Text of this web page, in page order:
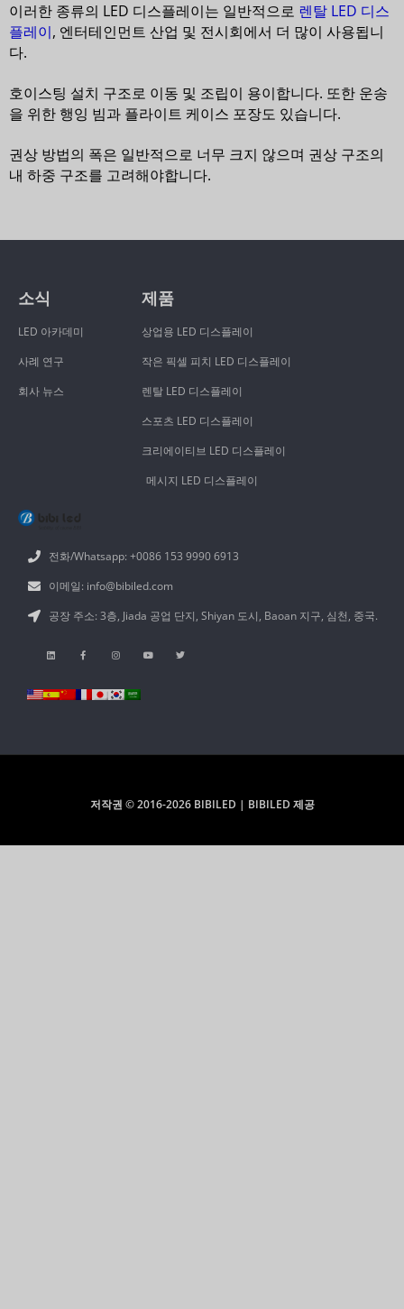
이러한 종류의 LED 디스플레이는 일반적으로 렌탈 LED 디스
플레이, 엔터테인먼트 산업 및 전시회에서 더 많이 사용됩니
다.
호이스팅 설치 구조로 이동 및 조립이 용이합니다. 또한 운송
을 위한 행잉 빔과 플라이트 케이스 포장도 있습니다.
권상 방법의 폭은 일반적으로 너무 크지 않으며 권상 구조의
내 하중 구조를 고려해야합니다.
전화/Whatsapp: +0086 153 9990 6913
이메일: info@bibiled.com
공장 주소: 3층, Jiada 공업 단지, Shiyan 도시, Baoan 지구, 심천, 중국.
제품
상업용 LED 디스플레이
작은 픽셀 피치 LED 디스플레이
렌탈 LED 디스플레이
스포츠 LED 디스플레이
크리에이티브 LED 디스플레이
메시지 LED 디스플레이
소식
LED 아카데미
사례 연구
회사 뉴스
저작권 © 2016-2026 BIBILED | BIBILED 제공